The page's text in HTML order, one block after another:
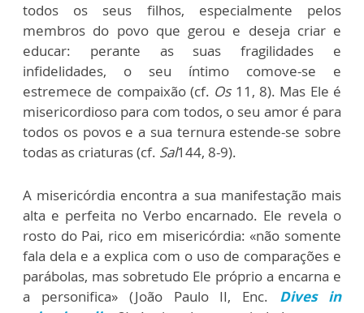
todos os seus filhos, especialmente pelos
membros do povo que gerou e deseja criar e
educar: perante as suas fragilidades e
infidelidades, o seu íntimo comove-se e
estremece de compaixão (cf. Os 11, 8). Mas Ele é
misericordioso para com todos, o seu amor é para
todos os povos e a sua ternura estende-se sobre
todas as criaturas (cf. Sal144, 8-9).
A misericórdia encontra a sua manifestação mais
alta e perfeita no Verbo encarnado. Ele revela o
rosto do Pai, rico em misericórdia: «não somente
fala dela e a explica com o uso de comparações e
parábolas, mas sobretudo Ele próprio a encarna e
a personifica» (João Paulo II, Enc.
Dives in